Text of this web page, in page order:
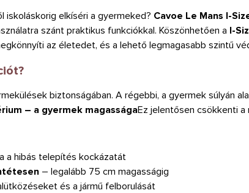
iskoláskorig elkíséri a gyermeked? Cavoe Le Mans I-
szánt praktikus funkciókkal. Köszönhetően a I-
az életedet, és a lehető legmagasabb szintű
biztonságában. A régebbi, a gyermek súlyán
– a gyermek magasságaEz jelentősen csökkenti
a hibás telepítés kockázatát
– legalább 75 cm magasságig
és a jármű felborulását